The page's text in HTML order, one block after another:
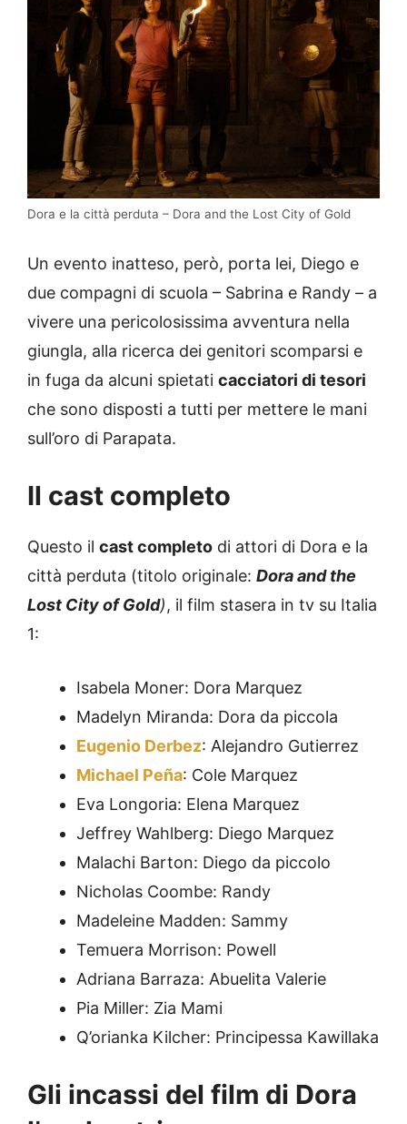
Dora e la città perduta – Dora and the Lost City of Gold
Un evento inatteso, però, porta lei, Diego e
due compagni di scuola – Sabrina e Randy – a
vivere una pericolosissima avventura nella
giungla, alla ricerca dei genitori scomparsi e
in fuga da alcuni spietati cacciatori di tesori
che sono disposti a tutti per mettere le mani
sull’oro di Parapata.
Il cast completo
Questo il cast completo di attori di Dora e la
città perduta (titolo originale: Dora and the
Lost City of Gold), il film stasera in tv su Italia
1:
Isabela Moner: Dora Marquez
Madelyn Miranda: Dora da piccola
Eugenio Derbez: Alejandro Gutierrez
Michael Peña: Cole Marquez
Eva Longoria: Elena Marquez
Jeffrey Wahlberg: Diego Marquez
Malachi Barton: Diego da piccolo
Nicholas Coombe: Randy
Madeleine Madden: Sammy
Temuera Morrison: Powell
Adriana Barraza: Abuelita Valerie
Pia Miller: Zia Mami
Q’orianka Kilcher: Principessa Kawillaka
Gli incassi del film di Dora